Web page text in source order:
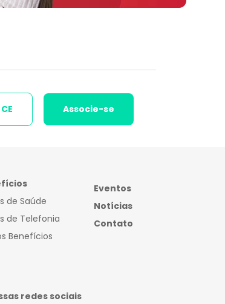
Associe-se
de Saúde
de Telefonia
Benefícios
Eventos
Notícias
Contato
redes sociais